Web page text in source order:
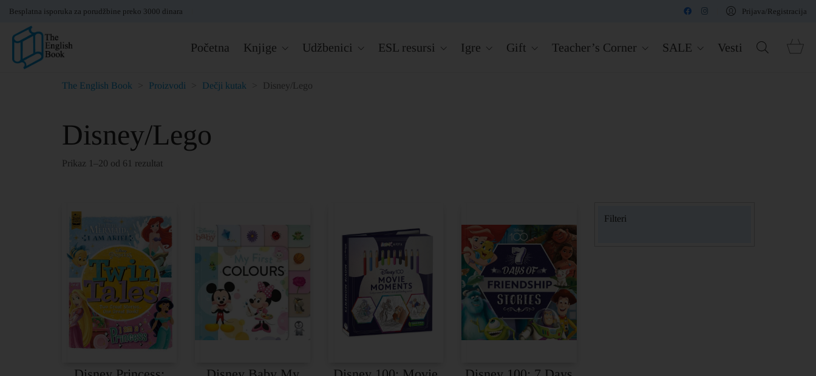
Besplatna isporuka za porudžbine preko 3000 dinara Prijava/Registracija
Početna Knjige Udžbenici ESL resursi Igre Gift Teacher’s Corner SALE Vesti
The English Book Proizvodi Dečji kutak Disney/Lego
Disney/Lego
Prikaz 1–20 od 61 rezultat
Filteri